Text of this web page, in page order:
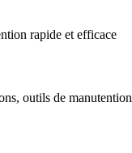
rapide et efficace
outils de manutention